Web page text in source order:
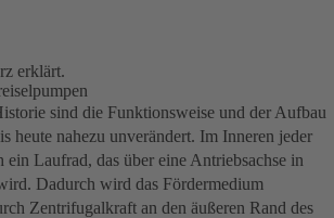
erklärt.
sind die Funktionsweise und der Aufbau
heute nahezu unverändert. Im Inneren jeder
ein Laufrad, das über eine Antriebsachse in
Dadurch wird das Fördermedium
Zentrifugalkraft an den äußeren Rand des